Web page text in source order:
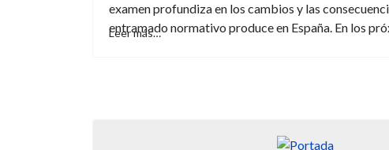
examen profundiza en los cambios y las
entramado normativo produce en España. En los
partes al excluir directamente a las personas físicas
Leer más…